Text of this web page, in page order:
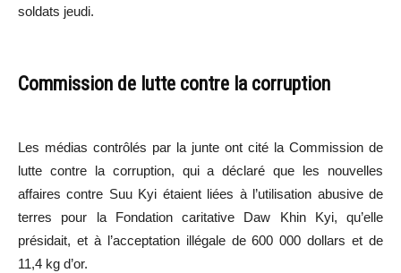
soldats jeudi.
Commission de lutte contre la corruption
Les médias contrôlés par la junte ont cité la Commission de
lutte contre la corruption, qui a déclaré que les nouvelles
affaires contre Suu Kyi étaient liées à l’utilisation abusive de
terres pour la Fondation caritative Daw Khin Kyi, qu’elle
présidait, et à l’acceptation illégale de 600 000 dollars et de
11,4 kg d’or.